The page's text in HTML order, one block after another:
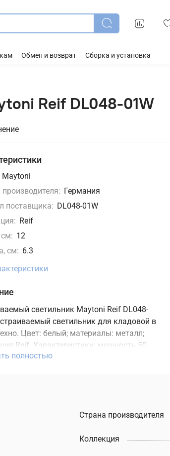
Обмен и возврат Сборка и установка
Reif DL048-01W
Maytoni
производителя: Германия
поставщика: DL048-01W
Reif
12
см: 6.3
светильник Maytoni Reif DL048-
светильник для кладовой в
Цвет: белый; материалы: металл;
Reif. Характеристики: мощность 50
GU10, степень защиты IP20. Подходит
полностью
Страна производителя
Коллекция